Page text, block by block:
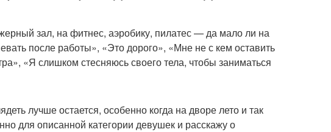
зал, на фитнес, аэробику, пилатес — да мало ли на
после работы», «Это дорого», «Мне не с кем оставить
«Я слишком стесняюсь своего тела, чтобы заниматься
лучше остается, особенно когда на дворе лето и так
для описанной категории девушек и расскажу о